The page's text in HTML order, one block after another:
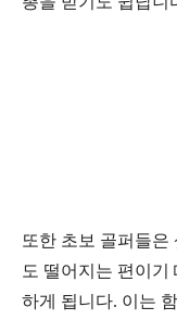
또한 초보 골퍼들은
도 떨어지는 편이기
하게 됩니다. 이는